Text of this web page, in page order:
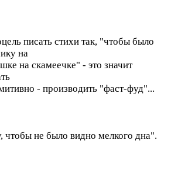
писать стихи так, "чтобы было
на
на скамеечке" - это значит
- производить "фаст-фуд"...
чтобы не было видно мелкого дна".